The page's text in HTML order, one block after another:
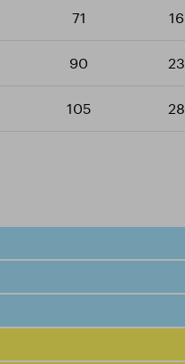
71 16
90 23
105 28